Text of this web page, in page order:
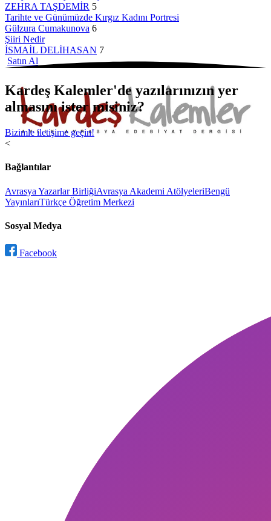
ZEHRA TAŞDEMİR 5
Tarihte ve Günümüzde Kırgız Kadını Portresi
Gülzura Cumakunova 6
Şiiri Nedir
İSMAİL DELİHASAN 7
Satın Al
Kardeş Kalemler'de yazılarınızın yer
almasını ister misiniz?
Bizimle iletişime geçin!
<
Bağlantılar
Avrasya Yazarlar BirliğiAvrasya Akademi AtölyeleriBengü
YayınlarıTürkçe Öğretim Merkezi
Sosyal Medya
Facebook